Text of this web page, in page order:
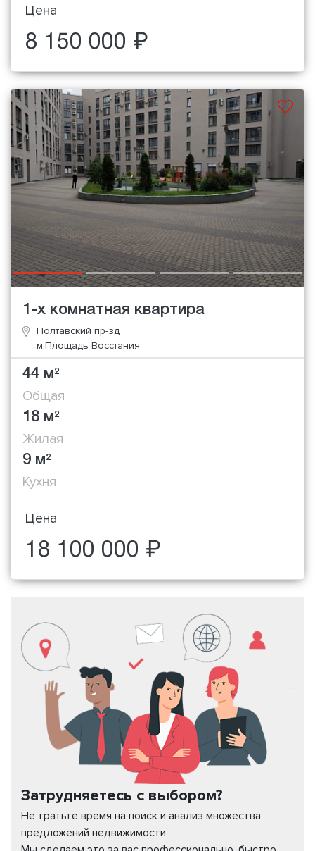
Цена
8 150 000 ₽
1-х комнатная квартира
Полтавский пр-зд
м.Площадь Восстания
44 м2
Общая
18 м2
Жилая
9 м2
Кухня
Цена
18 100 000 ₽
Затрудняетесь с выбором?
Не тратьте время на поиск и анализ множества
предложений недвижимости